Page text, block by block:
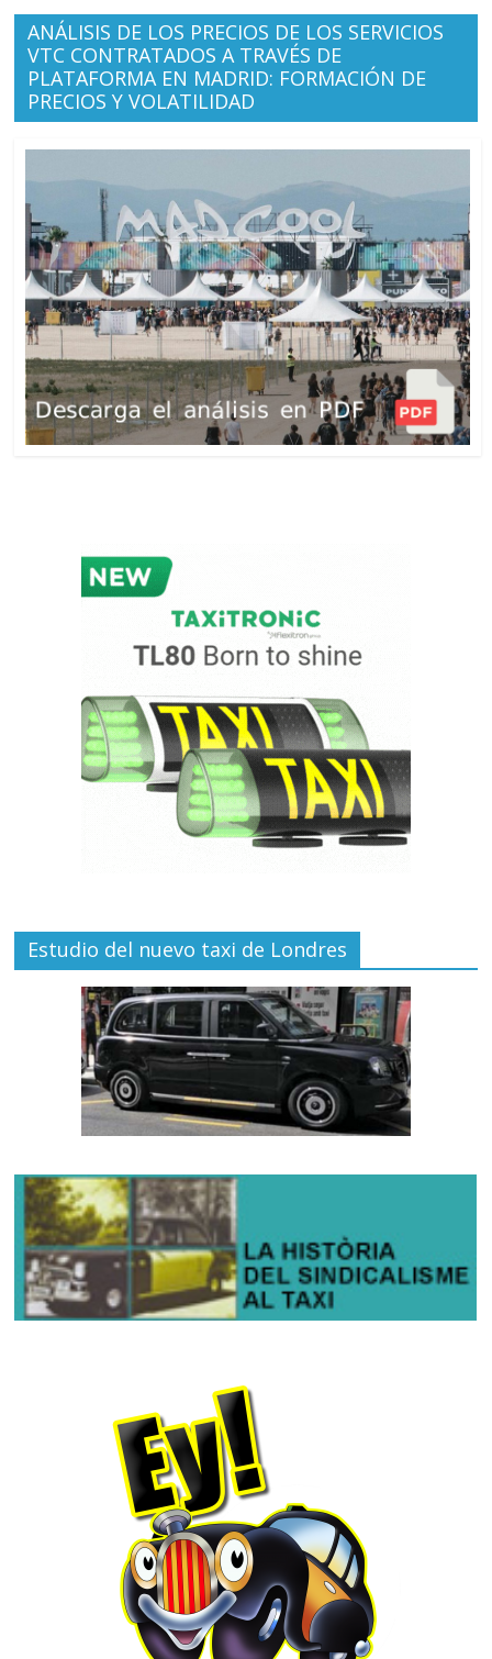
ANÁLISIS DE LOS PRECIOS DE LOS SERVICIOS
VTC CONTRATADOS A TRAVÉS DE
PLATAFORMA EN MADRID: FORMACIÓN DE
PRECIOS Y VOLATILIDAD
Estudio del nuevo taxi de Londres